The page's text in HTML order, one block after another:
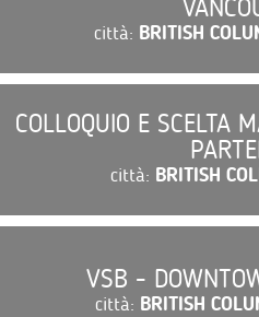
città: BRITISH
COLLOQUIO E SCELTA
città: BRITISH
VSB -
città: BRITISH